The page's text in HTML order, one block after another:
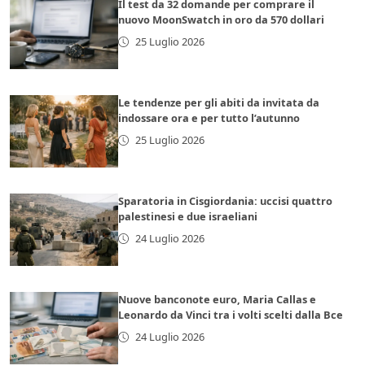
Il test da 32 domande per comprare il
nuovo MoonSwatch in oro da 570 dollari
25 Luglio 2026
Le tendenze per gli abiti da invitata da
indossare ora e per tutto l’autunno
25 Luglio 2026
Sparatoria in Cisgiordania: uccisi quattro
palestinesi e due israeliani
24 Luglio 2026
Nuove banconote euro, Maria Callas e
Leonardo da Vinci tra i volti scelti dalla Bce
24 Luglio 2026